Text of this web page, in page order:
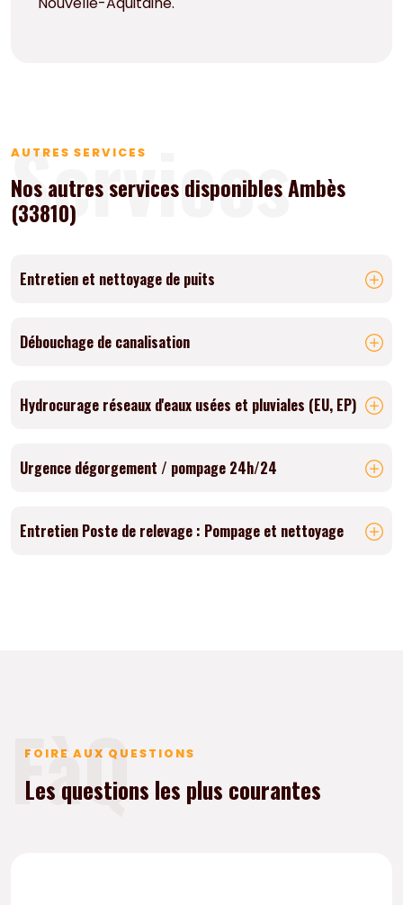
Services
AUTRES SERVICES
Nos autres services disponibles Ambès
(33810)
Entretien et nettoyage de puits
Débouchage de canalisation
Hydrocurage réseaux d'eaux usées et pluviales (EU, EP)
Urgence dégorgement / pompage 24h/24
Entretien Poste de relevage : Pompage et nettoyage
FàQ
FOIRE AUX QUESTIONS
Les questions les plus courantes